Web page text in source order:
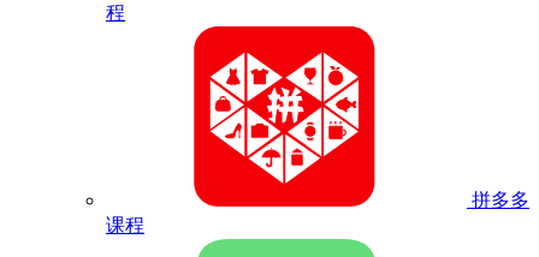
程
拼多多
课程